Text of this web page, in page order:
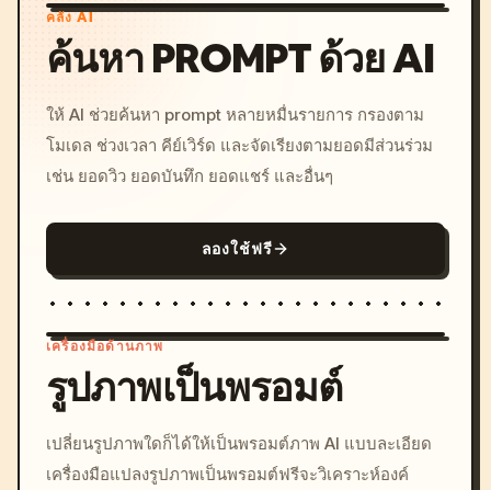
คลัง AI
ค้นหา PROMPT ด้วย AI
ให้ AI ช่วยค้นหา prompt หลายหมื่นรายการ กรองตาม
โมเดล ช่วงเวลา คีย์เวิร์ด และจัดเรียงตามยอดมีส่วนร่วม
เช่น ยอดวิว ยอดบันทึก ยอดแชร์ และอื่นๆ
ลองใช้ฟรี
c, cyberpunk sunset, neon
colors, 8k --v 6.0
เครื่องมือด้านภาพ
รูปภาพเป็นพรอมต์
เปลี่ยนรูปภาพใดก็ได้ให้เป็นพรอมต์ภาพ AI แบบละเอียด
เครื่องมือแปลงรูปภาพเป็นพรอมต์ฟรีจะวิเคราะห์องค์